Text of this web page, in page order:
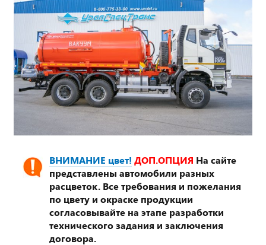
ВНИМАНИЕ цвет! ДОП.ОПЦИЯ На сайте
представлены автомобили разных
расцветок. Все требования и пожелания
по цвету и окраске продукции
согласовывайте на этапе разработки
технического задания и заключения
договора.